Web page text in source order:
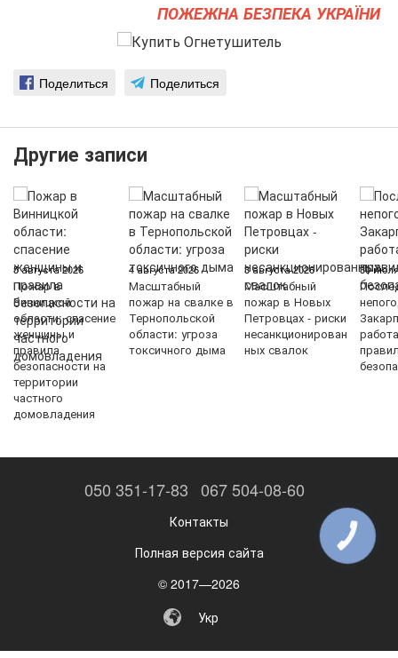
ПОЖЕЖНА БЕЗПЕКА УКРАЇНИ
Поделиться Поделиться
Другие записи
5 августа 2026
Пожар в
Винницкой
области: спасение
женщины и
правила
безопасности на
территории
частного
домовладения
4 августа 2026
Масштабный
пожар на свалке в
Тернопольской
области: угроза
токсичного дыма
3 августа 2026
Масштабный
пожар в Новых
Петровцах - риски
несанкционирован
ных свалок
30
050 351-17-83 067 504-08-60
Контакты
Полная версия сайта
© 2017—2026
Укр
КНОПКА
ЗВ'ЯЗКУ